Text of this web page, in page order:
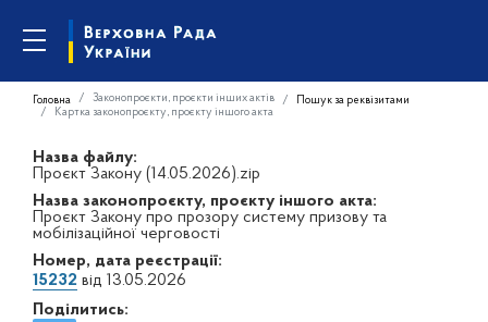
Головна Законопроєкти, проєкти інших актів
Пошук за реквізитами
Картка законопроєкту, проєкту іншого акта
Назва файлу:
Проєкт Закону (14.05.2026).zip
Назва законопроєкту, проєкту іншого акта:
Проєкт Закону про прозору систему призову та
мобілізаційної черговості
Номер, дата реєстрації:
15232 від 13.05.2026
Поділитись: